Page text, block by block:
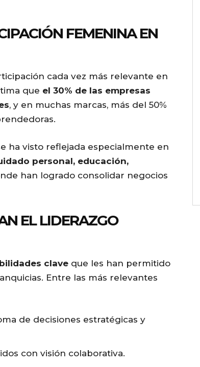
FEMENINA EN
cada vez más relevante en
que el 30% de las empresas
, y en muchas marcas, más del 50%
ha visto reflejada especialmente en
personal, educación,
han logrado consolidar negocios
EL LIDERAZGO
clave que les han permitido
Entre las más relevantes
de decisiones estratégicas y
con visión colaborativa.